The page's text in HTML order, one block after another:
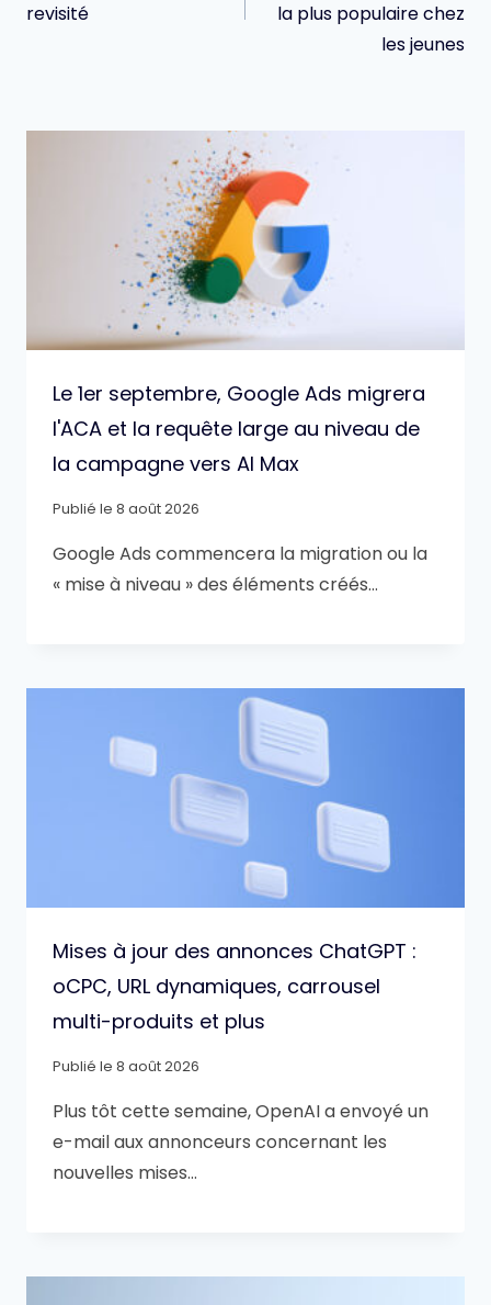
revisité
la plus populaire chez
les jeunes
Le 1er septembre, Google Ads migrera
l'ACA et la requête large au niveau de
la campagne vers AI Max
Publié le 8 août 2026
Google Ads commencera la migration ou la
« mise à niveau » des éléments créés…
Mises à jour des annonces ChatGPT :
oCPC, URL dynamiques, carrousel
multi-produits et plus
Publié le 8 août 2026
Plus tôt cette semaine, OpenAI a envoyé un
e-mail aux annonceurs concernant les
nouvelles mises…